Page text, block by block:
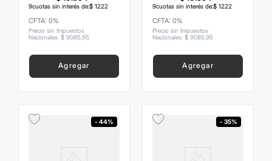
9cuotas sin interés de:$ 1222
CFTA: 0%
Precio sin Impuestos
Nacionales: $ 9085,95
Agregar
9cuotas sin interés de:$ 1222
CFTA: 0%
Precio sin Impuestos
Nacionales: $ 908595
Agregar
- 44% - 35%